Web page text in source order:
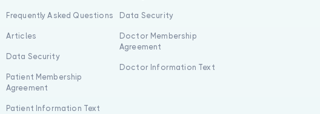
Frequently Asked Questions
Articles
Data Security
Patient Membership
Agreement
Patient Information Text
Data Security
Doctor Membership
Agreement
Doctor Information Text